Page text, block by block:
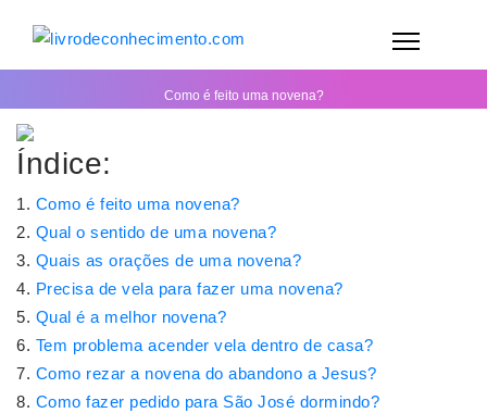
Como é feito uma novena?
Índice:
Como é feito uma novena?
Qual o sentido de uma novena?
Quais as orações de uma novena?
Precisa de vela para fazer uma novena?
Qual é a melhor novena?
Tem problema acender vela dentro de casa?
Como rezar a novena do abandono a Jesus?
Como fazer pedido para São José dormindo?